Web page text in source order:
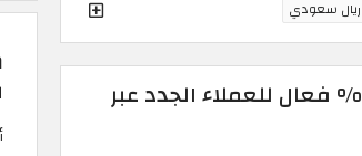
كود خصم اوناس اول طلب: كوبون 10% فعال للعملاء الجدد عبر